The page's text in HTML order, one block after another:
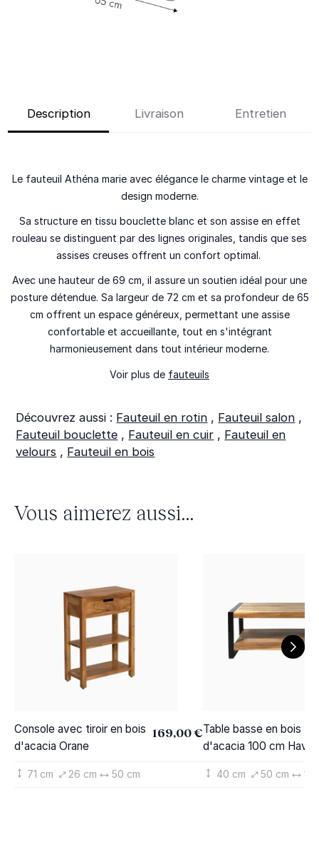
Description Livraison Entretien
Le fauteuil Athéna marie avec élégance le charme vintage et le
design moderne.
Sa structure en tissu bouclette blanc et son assise en effet
rouleau se distinguent par des lignes originales, tandis que ses
assises creuses offrent un confort optimal.
Avec une hauteur de 69 cm, il assure un soutien idéal pour une
posture détendue. Sa largeur de 72 cm et sa profondeur de 65
cm offrent un espace généreux, permettant une assise
confortable et accueillante, tout en s'intégrant
harmonieusement dans tout intérieur moderne.
Voir plus de fauteuils
Découvrez aussi : Fauteuil en rotin , Fauteuil salon ,
Fauteuil bouclette , Fauteuil en cuir , Fauteuil en
velours , Fauteuil en bois
Vous aimerez aussi...
Console avec tiroir en bois
d'acacia Orane
169,00 €
71 cm 26 cm 50 cm
Table basse en bois
d'acacia 100 cm
40 cm 50 cm